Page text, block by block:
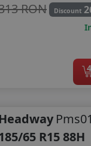
RON Discount
4
Headway Pms01
65 R15 88H